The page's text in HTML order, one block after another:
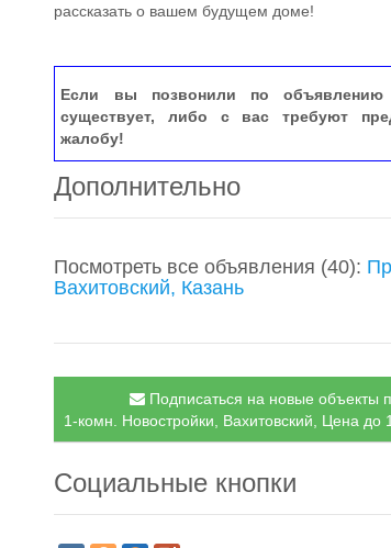
рассказать о вашем будущем доме!
Если вы позвонили по
существует, либо с вас требуют
жалобу!
Дополнительно
Посмотреть все объявления (40):
Вахитовский, Казань
Подписаться на новые объекты
1-комн. Новостройки, Вахитовский, Цена до
Социальные кнопки